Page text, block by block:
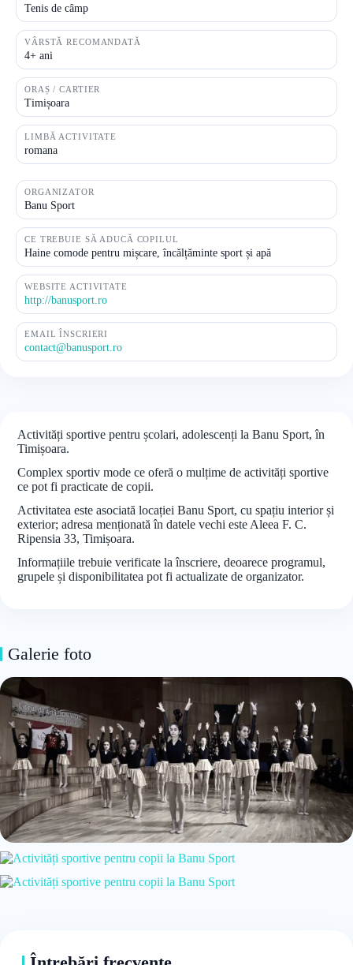
Tenis de câmp
VÂRSTĂ RECOMANDATĂ
4+ ani
ORAȘ / CARTIER
Timișoara
LIMBĂ ACTIVITATE
romana
ORGANIZATOR
Banu Sport
CE TREBUIE SĂ ADUCĂ COPILUL
Haine comode pentru mișcare, încălțăminte sport și apă
WEBSITE ACTIVITATE
http://banusport.ro
EMAIL ÎNSCRIERI
contact@banusport.ro
Activități sportive pentru școlari, adolescenți la Banu Sport, în
Timișoara.
Complex sportiv mode ce oferă o mulțime de activități sportive
ce pot fi practicate de copii.
Activitatea este asociată locației Banu Sport, cu spațiu interior și
exterior; adresa menționată în datele vechi este Aleea F. C.
Ripensia 33, Timișoara.
Informațiile trebuie verificate la înscriere, deoarece programul,
grupele și disponibilitatea pot fi actualizate de organizator.
Galerie foto